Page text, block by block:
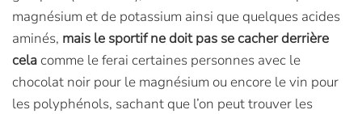
magnésium et de potassium ainsi que quelques acides
aminés, mais le sportif ne doit pas se cacher derrière
celacomme le ferai certaines personnes avec le
chocolat noir pour le magnésium ou encore le vin pour
les polyphénols, sachant que l’on peut trouver les